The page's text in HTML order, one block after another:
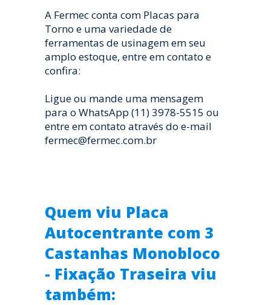
A Fermec conta com Placas para
Torno e uma variedade de
ferramentas de usinagem em seu
amplo estoque, entre em contato e
confira:
Ligue ou mande uma mensagem
para o WhatsApp (11) 3978-5515 ou
entre em contato através do e-mail
fermec@fermec.com.br
Quem viu Placa
Autocentrante com 3
Castanhas Monobloco
- Fixação Traseira viu
também: